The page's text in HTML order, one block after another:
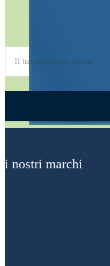
Alternative:
i nostri marchi